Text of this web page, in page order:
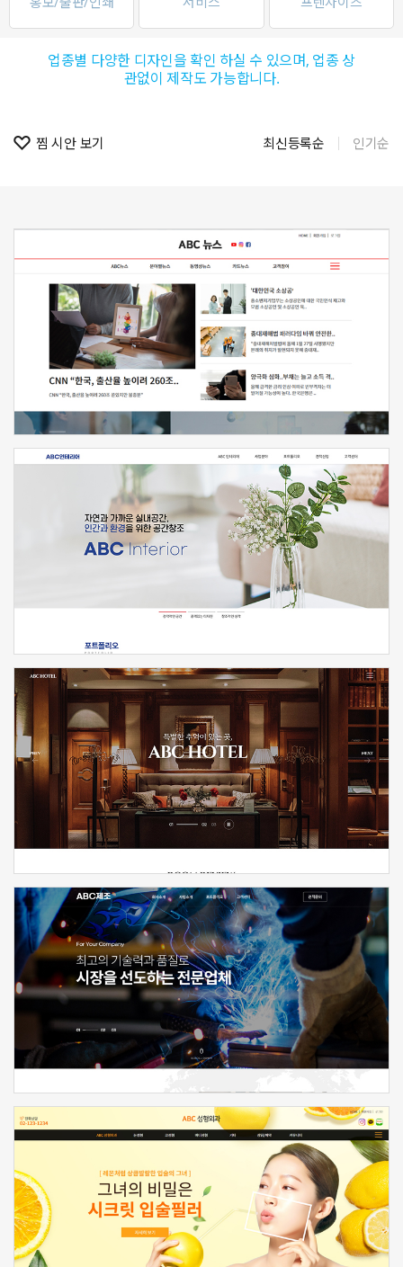
업종별 다양한 디자인을 확인 하실 수 있으며, 업종 상
관없이 제작도 가능합니다.
찜 시안 보기 최신등록순 인기순
신청하기
신청하기
신청하기
신청하기
신청하기